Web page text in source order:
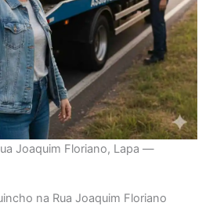
Joaquim Floriano, Lapa —
na Rua Joaquim Floriano